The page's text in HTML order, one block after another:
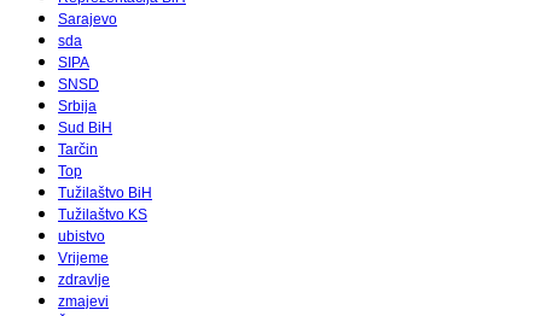
Sarajevo
sda
SIPA
SNSD
Srbija
Sud BiH
Tarčin
Top
Tužilaštvo BiH
Tužilaštvo KS
ubistvo
Vrijeme
zdravlje
zmajevi